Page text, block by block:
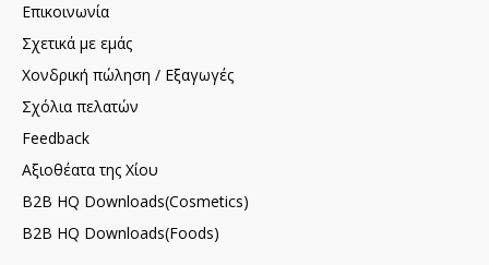
Επικοινωνία
Σχετικά με εμάς
Χονδρική πώληση / Εξαγωγές
Σχόλια πελατών
Feedback
Αξιοθέατα της Χίου
B2B HQ Downloads(Cosmetics)
B2B HQ Downloads(Foods)